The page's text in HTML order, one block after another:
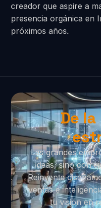
creador que aspire a
presencia orgánica en
próximos años.
De
Las grandes
ideas, sino con
Reinvente
ventas e
tu visión en